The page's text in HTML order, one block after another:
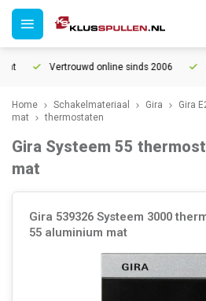
Vertrouwd online sinds 2006
Home Schakelmateriaal Gira Gira
mat
thermostaten
Gira Systeem 55
mat
Gira 539326 Systeem 3000
55 aluminium mat